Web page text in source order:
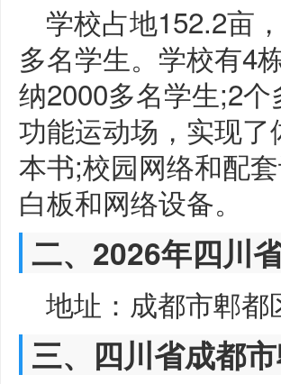
学校占地152.2亩
多名学生。学校有4
纳2000多名学生;2
功能运动场，实现
本书;校园网络和配
白板和网络设备。
二、2026年四川
地址：成都市郫
三、四川省成都